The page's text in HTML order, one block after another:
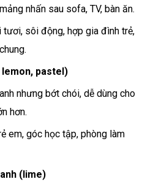
nhấn sau sofa, TV, bàn ăn.
tươi, sôi động, hợp gia đình trẻ,
pastel)
nhưng bớt chói, dễ dùng cho
hơn.
em, góc học tập, phòng làm
(lime)